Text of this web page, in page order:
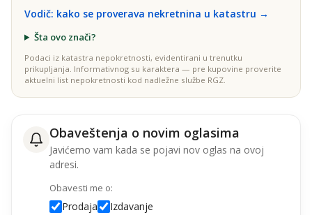
Vodič: kako se proverava nekretnina u katastru →
Šta ovo znači?
Podaci iz katastra nepokretnosti, evidentirani u trenutku
prikupljanja. Informativnog su karaktera — pre kupovine proverite
aktuelni list nepokretnosti kod nadležne službe RGZ.
Obaveštenja o novim oglasima
Javićemo vam kada se pojavi nov oglas na ovoj
adresi.
Obavesti me o:
Prodaja Izdavanje